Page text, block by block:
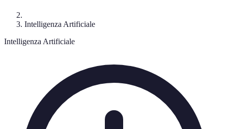
Intelligenza Artificiale
Intelligenza Artificiale